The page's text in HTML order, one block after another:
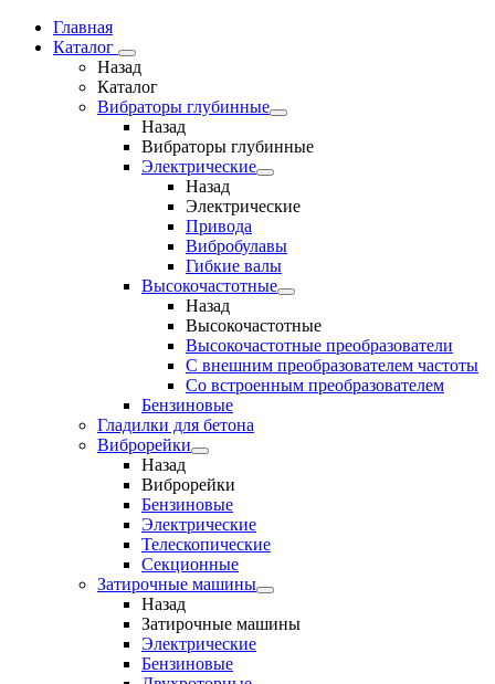
Главная
Каталог
Назад
Каталог
Вибраторы глубинные
Назад
Вибраторы глубинные
Электрические
Назад
Электрические
Привода
Вибробулавы
Гибкие валы
Высокочастотные
Назад
Высокочастотные
Высокочастотные преобразователи
С внешним преобразователем частоты
Cо встроенным преобразователем
Бензиновые
Гладилки для бетона
Виброрейки
Назад
Виброрейки
Бензиновые
Электрические
Телескопические
Секционные
Затирочные машины
Назад
Затирочные машины
Электрические
Бензиновые